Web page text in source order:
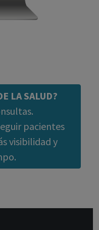
LA SALUD?
pacientes
visibilidad y